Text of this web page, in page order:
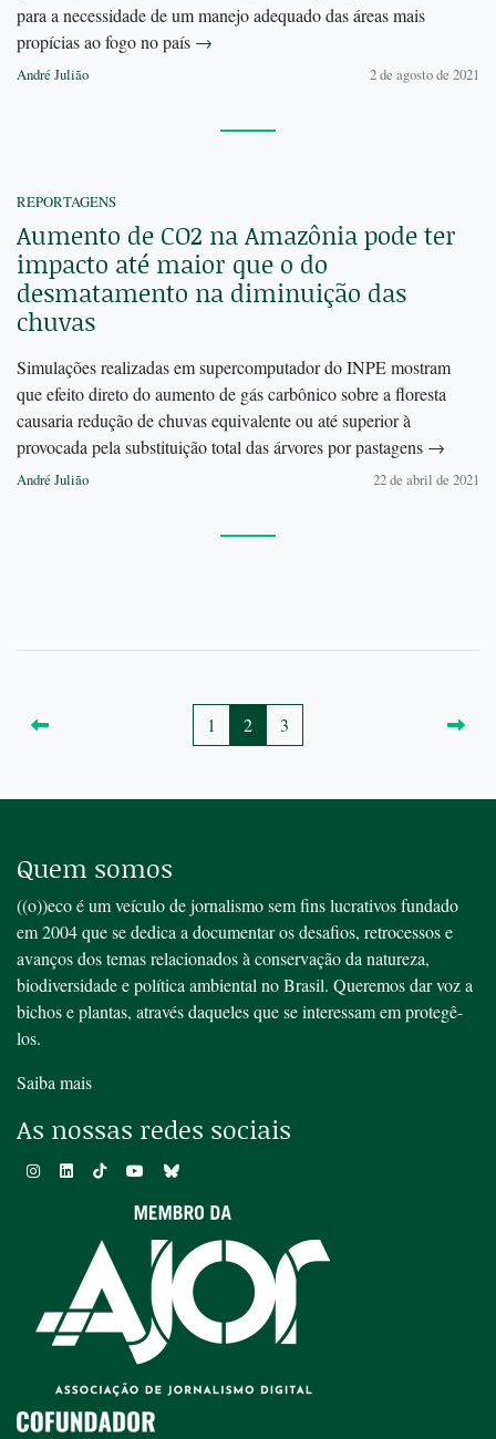
para a necessidade de um manejo adequado das áreas mais
propícias ao fogo no país →
André Julião 2 de agosto de 2021
REPORTAGENS
Aumento de CO2 na Amazônia pode ter
impacto até maior que o do
desmatamento na diminuição das
chuvas
Simulações realizadas em supercomputador do INPE mostram
que efeito direto do aumento de gás carbônico sobre a floresta
causaria redução de chuvas equivalente ou até superior à
provocada pela substituição total das árvores por pastagens →
André Julião 22 de abril de 2021
1 2 3
Quem somos
((o))eco é um veículo de jornalismo sem fins lucrativos fundado
em 2004 que se dedica a documentar os desafios, retrocessos e
avanços dos temas relacionados à conservação da natureza,
biodiversidade e política ambiental no Brasil. Queremos dar voz a
bichos e plantas, através daqueles que se interessam em protegê-
los.
Saiba mais
As nossas redes sociais